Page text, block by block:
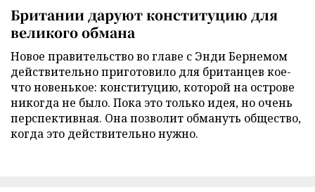
Британии даруют конституцию для
великого обмана
Новое правительство во главе с Энди Бернемом
действительно приготовило для британцев кое-
что новенькое: конституцию, которой на острове
никогда не было. Пока это только идея, но очень
перспективная. Она позволит обмануть общество,
когда это действительно нужно.